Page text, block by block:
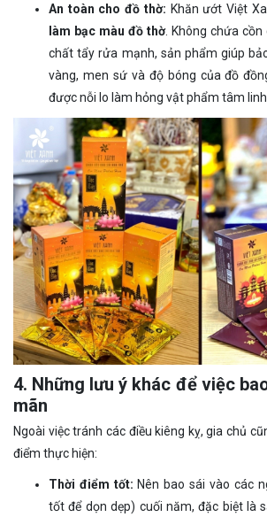
An toàn cho đồ thờ: Khăn ướt Việt
làm bạc màu đồ thờ. Không chứa cồn
chất tẩy rửa mạnh, sản phẩm giúp
vàng, men sứ và độ bóng của đồ
được nỗi lo làm hỏng vật phẩm tâm linh.
4. Những lưu ý khác để việc
mãn
Ngoài việc tránh các điều kiêng kỵ, gia chủ
điểm thực hiện:
Thời điểm tốt: Nên bao sái vào các
tốt để dọn dẹp) cuối năm, đặc biệt là